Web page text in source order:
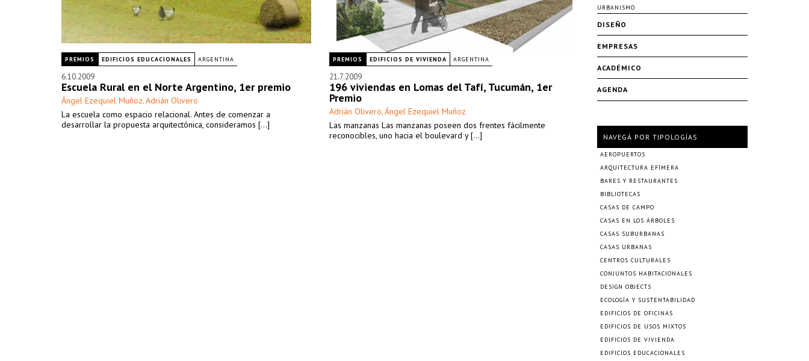
PREMIOS EDIFICIOS EDUCACIONALES ARGENTINA
6.10.2009
Escuela Rural en el Norte Argentino, 1er premio
Ángel Ezequiel Muñoz, Adrián Olivero
La escuela como espacio relacional. Antes de comenzar a
desarrollar la propuesta arquitectónica, consideramos [...]
PREMIOS EDIFICIOS DE VIVIENDA ARGENTINA
21.7.2009
196 viviendas en Lomas del Tafí, Tucumán, 1er
Premio
Adrián Olivero, Ángel Ezequiel Muñoz
Las manzanas Las manzanas poseen dos frentes fácilmente
reconocibles, uno hacia el boulevard y [...]
URBANISMO
DISEÑO
EMPRESAS
ACADÉMICO
AGENDA
NAVEGÁ POR TIPOLOGÍAS
AEROPUERTOS
ARQUITECTURA EFÍMERA
BARES Y RESTAURANTES
BIBLIOTECAS
CASAS DE CAMPO
CASAS EN LOS ÁRBOLES
CASAS SUBURBANAS
CASAS URBANAS
CENTROS CULTURALES
CONJUNTOS HABITACIONALES
DESIGN OBJECTS
ECOLOGÍA Y SUSTENTABILIDAD
EDIFICIOS DE OFICINAS
EDIFICIOS DE USOS MIXTOS
EDIFICIOS DE VIVIENDA
EDIFICIOS EDUCACIONALES